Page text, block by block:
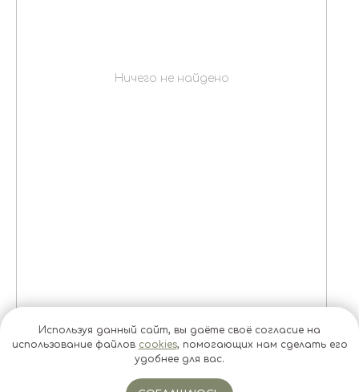
Ничего не найдено
Используя данный сайт, вы даёте своё согласие на
использование файлов cookies, помогающих нам сделать его
удобнее для вас.